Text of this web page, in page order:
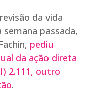
da vida
passada,
pediu
da ação direta
2.111, outro
.